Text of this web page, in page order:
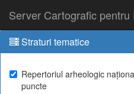
Server Cartografic
Straturi tematice
Repertoriul arheologic
puncte